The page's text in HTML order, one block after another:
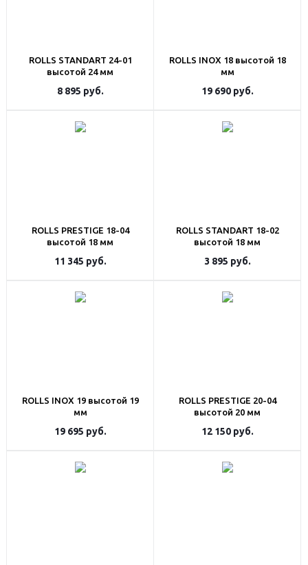
ROLLS STANDART 24-01
высотой 24 мм
8 895 руб.
ROLLS INOX 18 высотой 18
мм
19 690руб.
ROLLS PRESTIGE 18-04
высотой 18 мм
11 345 руб.
ROLLS STANDART 18-02
высотой 18 мм
3 895 руб.
ROLLS INOX 19 высотой 19
мм
19 695 руб.
ROLLS PRESTIGE 20-04
высотой 20 мм
12 150руб.